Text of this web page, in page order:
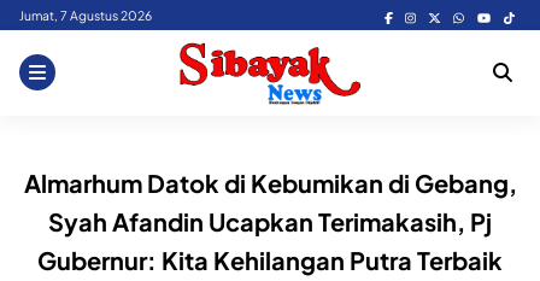
Skip
content
Jumat, 7 Agustus 2026
Almarhum Datok di Kebumikan di Gebang,
Syah Afandin Ucapkan Terimakasih, Pj
Gubernur: Kita Kehilangan Putra Terbaik